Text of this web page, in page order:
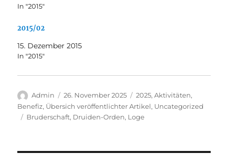
In "2015"
2015/02
15. Dezember 2015
In "2015"
Autor
Admin
Veröffentlicht
am
26. November 2025 Kategorien
2025,Aktivitäten,
Benefiz, Übersich veröffentlichter Artikel, Uncategorized
Schlagwörter
Bruderschaft, Druiden-Orden, Loge